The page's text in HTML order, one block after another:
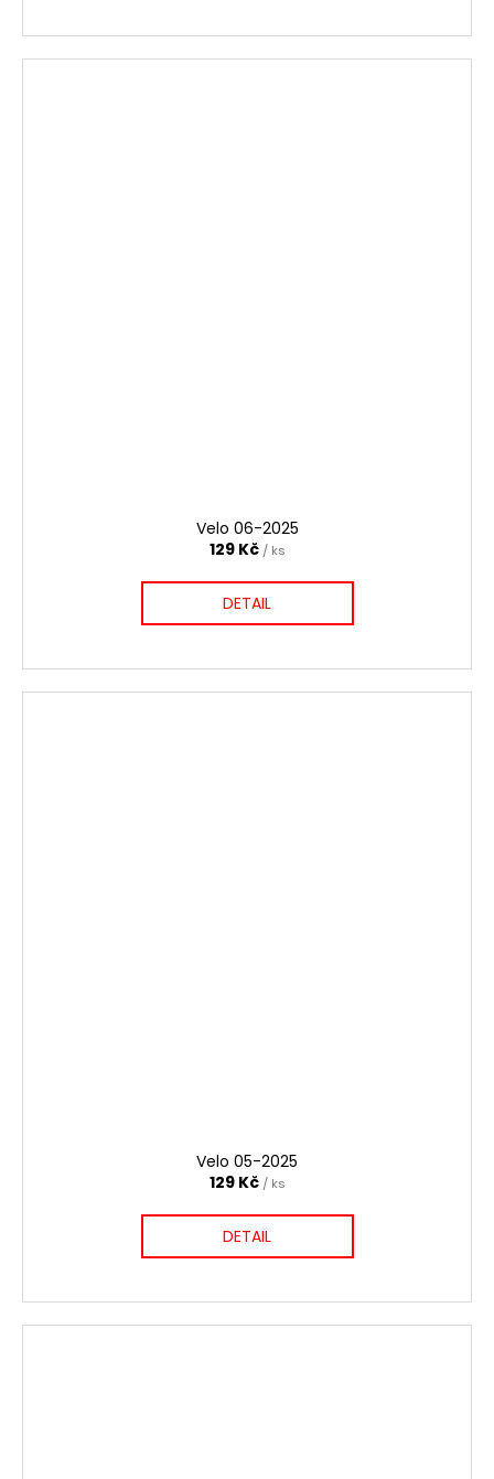
Velo 06-2025
129 Kč / ks
DETAIL
Velo 05-2025
129 Kč / ks
DETAIL